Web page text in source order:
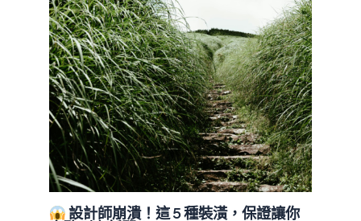
設計師崩潰！這 5 種裝潢，保證讓你